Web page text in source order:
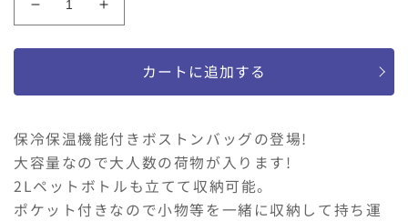
ト
バ
ッ
グ
エ
保
ト
バ
ッ
グ
エ
カートに追加する
保冷保温機能付きボストンバッグの登場!
大容量なので大人数の荷物が入ります!
2Lペットボトルも立てて収納可能。
ポケット付きなので小物等を一緒に収納して持ち運